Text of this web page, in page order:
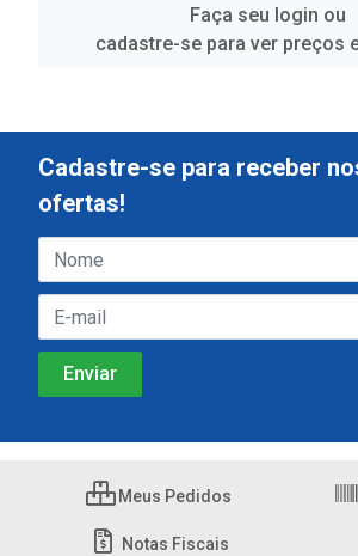
Faça seu login ou
cadastre-se para ver preços
Cadastre-se para receber
ofertas!
Meus Pedidos
Notas Fiscais